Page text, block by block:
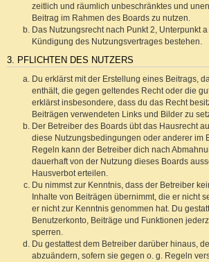
zeitlich und räumlich unbeschränktes und
Beitrag im Rahmen des Boards zu nutzen.
Das Nutzungsrecht nach Punkt 2, Unterpunkt
Kündigung des Nutzungsvertrages bestehen.
3. PFLICHTEN DES NUTZERS
Du erklärst mit der Erstellung eines Beitrags,
enthält, die gegen geltendes Recht oder die
erklärst insbesondere, dass du das Recht
Beiträgen verwendeten Links und Bilder zu
Der Betreiber des Boards übt das Hausrecht
diese Nutzungsbedingungen oder anderer im
Regeln kann der Betreiber dich nach
dauerhaft von der Nutzung dieses Boards
Hausverbot erteilen.
Du nimmst zur Kenntnis, dass der Betreiber
Inhalte von Beiträgen übernimmt, die er nicht
er nicht zur Kenntnis genommen hat. Du
Benutzerkonto, Beiträge und Funktionen
sperren.
Du gestattest dem Betreiber darüber hinaus,
abzuändern, sofern sie gegen o. g. Regeln